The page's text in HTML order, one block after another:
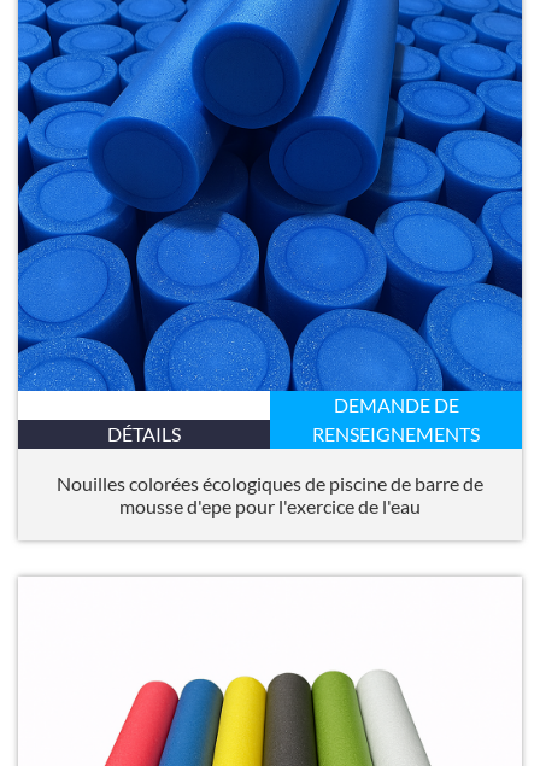
DÉTAILS
DEMANDE DE
RENSEIGNEMENTS
Nouilles colorées écologiques de piscine de barre de
mousse d'epe pour l'exercice de l'eau